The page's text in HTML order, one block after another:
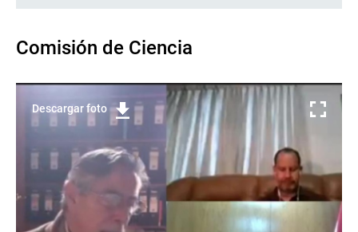
Comisión de Ciencia
Descargar foto